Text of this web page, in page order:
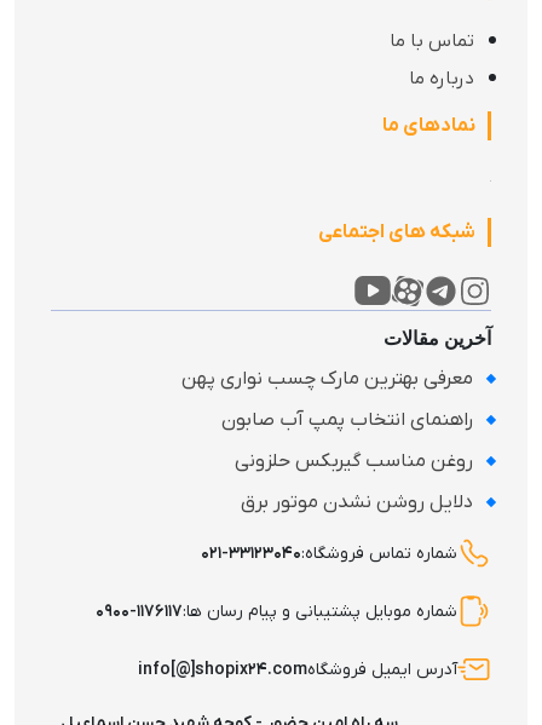
تماس با ما
درباره ما
نمادهای ما
شبکه های اجتماعی
آخرین مقالات
معرفی بهترین مارک چسب نواری پهن
راهنمای انتخاب پمپ آب صابون
روغن مناسب گیربکس حلزونی
دلایل روشن نشدن موتور برق
شماره تماس فروشگاه:۰۲۱-۳۳۱۲۳۰۴۰
شماره موبایل پشتیبانی و پیام رسان ها:۰۹۰۰-۱۱۷۶۱۱۷
آدرس ایمیل فروشگاهinfo[@]shopix۲۴.com